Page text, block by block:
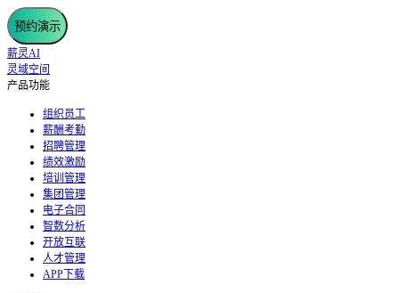
预约演示
薪灵AI
灵域空间
产品功能
组织员工
薪酬考勤
招聘管理
绩效激励
培训管理
集团管理
电子合同
智数分析
开放互联
人才管理
APP下载